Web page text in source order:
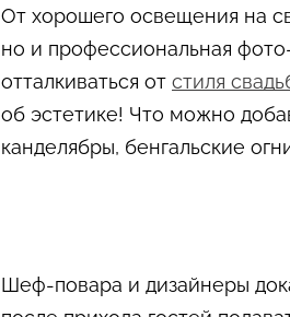
От хорошего освещения на
но и профессиональная
отталкиваться от стиля
об эстетике! Что можно
канделябры, бенгальские
Шеф-повара и дизайнеры